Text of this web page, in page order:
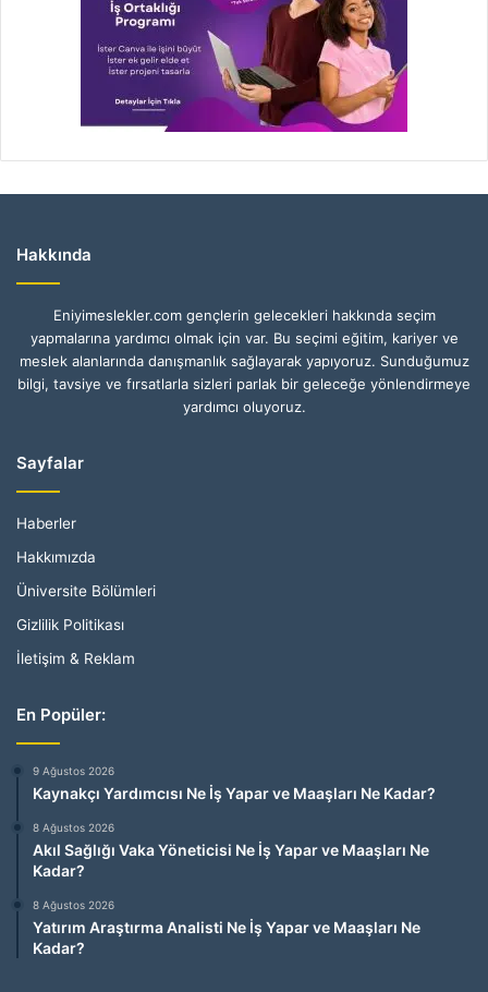
Hakkında
Eniyimeslekler.com gençlerin gelecekleri hakkında seçim
yapmalarına yardımcı olmak için var. Bu seçimi eğitim, kariyer ve
meslek alanlarında danışmanlık sağlayarak yapıyoruz. Sunduğumuz
bilgi, tavsiye ve fırsatlarla sizleri parlak bir geleceğe yönlendirmeye
yardımcı oluyoruz.
Sayfalar
Haberler
Hakkımızda
Üniversite Bölümleri
Gizlilik Politikası
İletişim & Reklam
En Popüler:
9 Ağustos 2026
Kaynakçı Yardımcısı Ne İş Yapar ve Maaşları Ne Kadar?
8 Ağustos 2026
Akıl Sağlığı Vaka Yöneticisi Ne İş Yapar ve Maaşları Ne
Kadar?
8 Ağustos 2026
Yatırım Araştırma Analisti Ne İş Yapar ve Maaşları Ne
Kadar?